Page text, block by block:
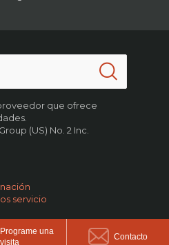
Programe una
visita
Contacto
que ofrece
(US) No. 2 Inc.
servicio